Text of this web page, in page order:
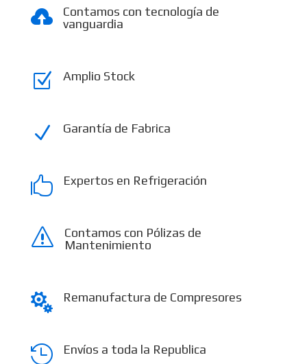

Contamos con tecnología de
vanguardia
Z Amplio Stock
N Garantía de Fabrica
 Expertos en Refrigeración
s
Contamos con Pólizas de
Mantenimiento
 Remanufactura de Compresores
 Envíos a toda la Republica